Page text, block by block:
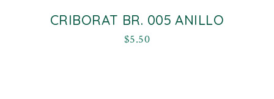
CRIBORAT BR. 005 ANILLO
$5.50